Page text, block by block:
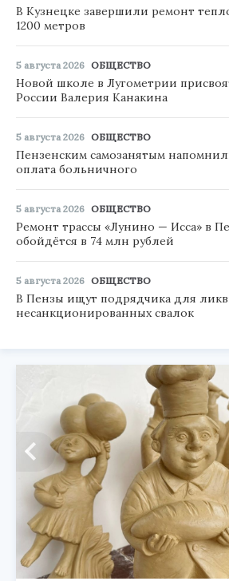
В Кузнецке завершили ремонт
1200 метров
5 августа 2026 ОБЩЕСТВО
Новой школе в Лугометрии
России Валерия Канакина
5 августа 2026 ОБЩЕСТВО
Пензенским самозанятым
оплата больничного
5 августа 2026 ОБЩЕСТВО
Ремонт трассы «Лунино — Исса» в
обойдётся в 74 млн рублей
5 августа 2026 ОБЩЕСТВО
В Пензы ищут подрядчика для
несанкционированных свалок